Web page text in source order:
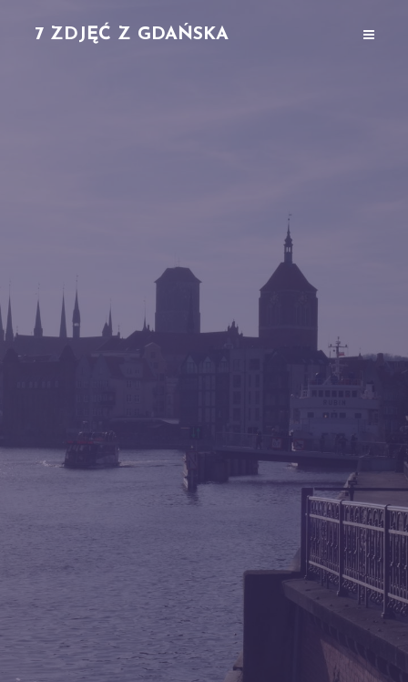
7 ZDJĘĆ Z GDAŃSKA